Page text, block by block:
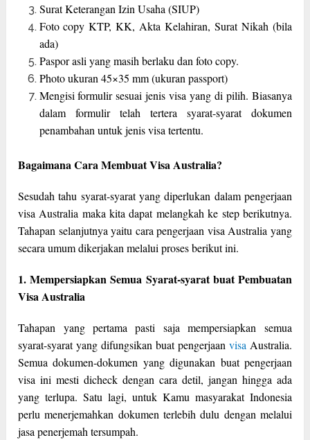
Surat Keterangan Izin Usaha (SIUP)
Foto copy KTP, KK, Akta Kelahiran, Surat Nikah (bila
ada)
Paspor asli yang masih berlaku dan foto copy.
Photo ukuran 45×35 mm (ukuran passport)
Mengisi formulir sesuai jenis visa yang di pilih. Biasanya
dalam formulir telah tertera syarat-syarat dokumen
penambahan untuk jenis visa tertentu.
Bagaimana Cara Membuat Visa Australia?
Sesudah tahu syarat-syarat yang diperlukan dalam pengerjaan
visa Australia maka kita dapat melangkah ke step berikutnya.
Tahapan selanjutnya yaitu cara pengerjaan visa Australia yang
secara umum dikerjakan melalui proses berikut ini.
1. Mempersiapkan Semua Syarat-syarat buat Pembuatan
Visa Australia
Tahapan yang pertama pasti saja mempersiapkan semua
syarat-syarat yang difungsikan buat pengerjaan visa Australia.
Semua dokumen-dokumen yang digunakan buat pengerjaan
visa ini mesti dicheck dengan cara detil, jangan hingga ada
yang terlupa. Satu lagi, untuk Kamu masyarakat Indonesia
perlu menerjemahkan dokumen terlebih dulu dengan melalui
jasa penerjemah tersumpah.